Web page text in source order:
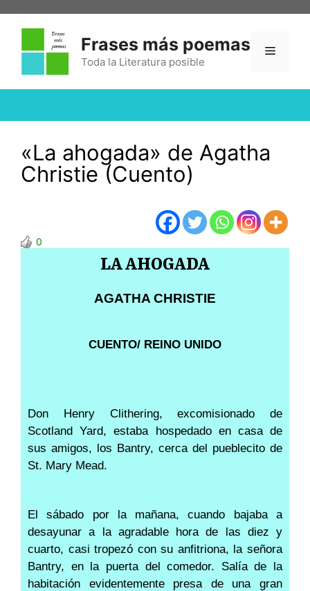
Frases más poemas
Toda la Literatura posible
«La ahogada» de Agatha
Christie (Cuento)
0
LA AHOGADA
AGATHA CHRISTIE
CUENTO/ REINO UNIDO
Don Henry Clithering, excomisionado de
Scotland Yard, estaba hospedado en casa de
sus amigos, los Bantry, cerca del pueblecito de
St. Mary Mead.
El sábado por la mañana, cuando bajaba a
desayunar a la agradable hora de las diez y
cuarto, casi tropezó con su anfitriona, la señora
Bantry, en la puerta del comedor. Salía de la
habitación evidentemente presa de una gran